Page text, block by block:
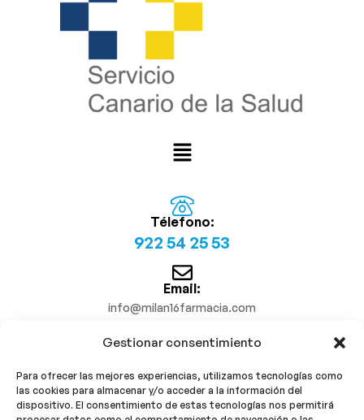
Gestionar consentimiento
Para ofrecer las mejores experiencias, utilizamos tecnologías como
las cookies para almacenar y/o acceder a la información del
dispositivo. El consentimiento de estas tecnologías nos permitirá
Télefono:
922 54 25 53
Email:
info@milan16farmacia.com
¡Síguenos!